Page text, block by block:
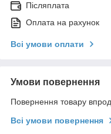
Післяплата
Оплата на рахунок
Всі умови оплати
Умови повернення
Повернення товару
Всі умови повернення